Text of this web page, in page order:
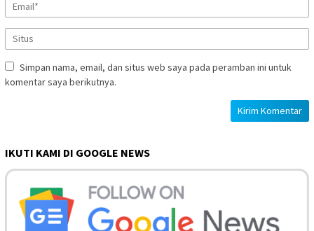
Simpan nama, email, dan situs web saya pada peramban ini untuk
komentar saya berikutnya.
IKUTI KAMI DI GOOGLE NEWS